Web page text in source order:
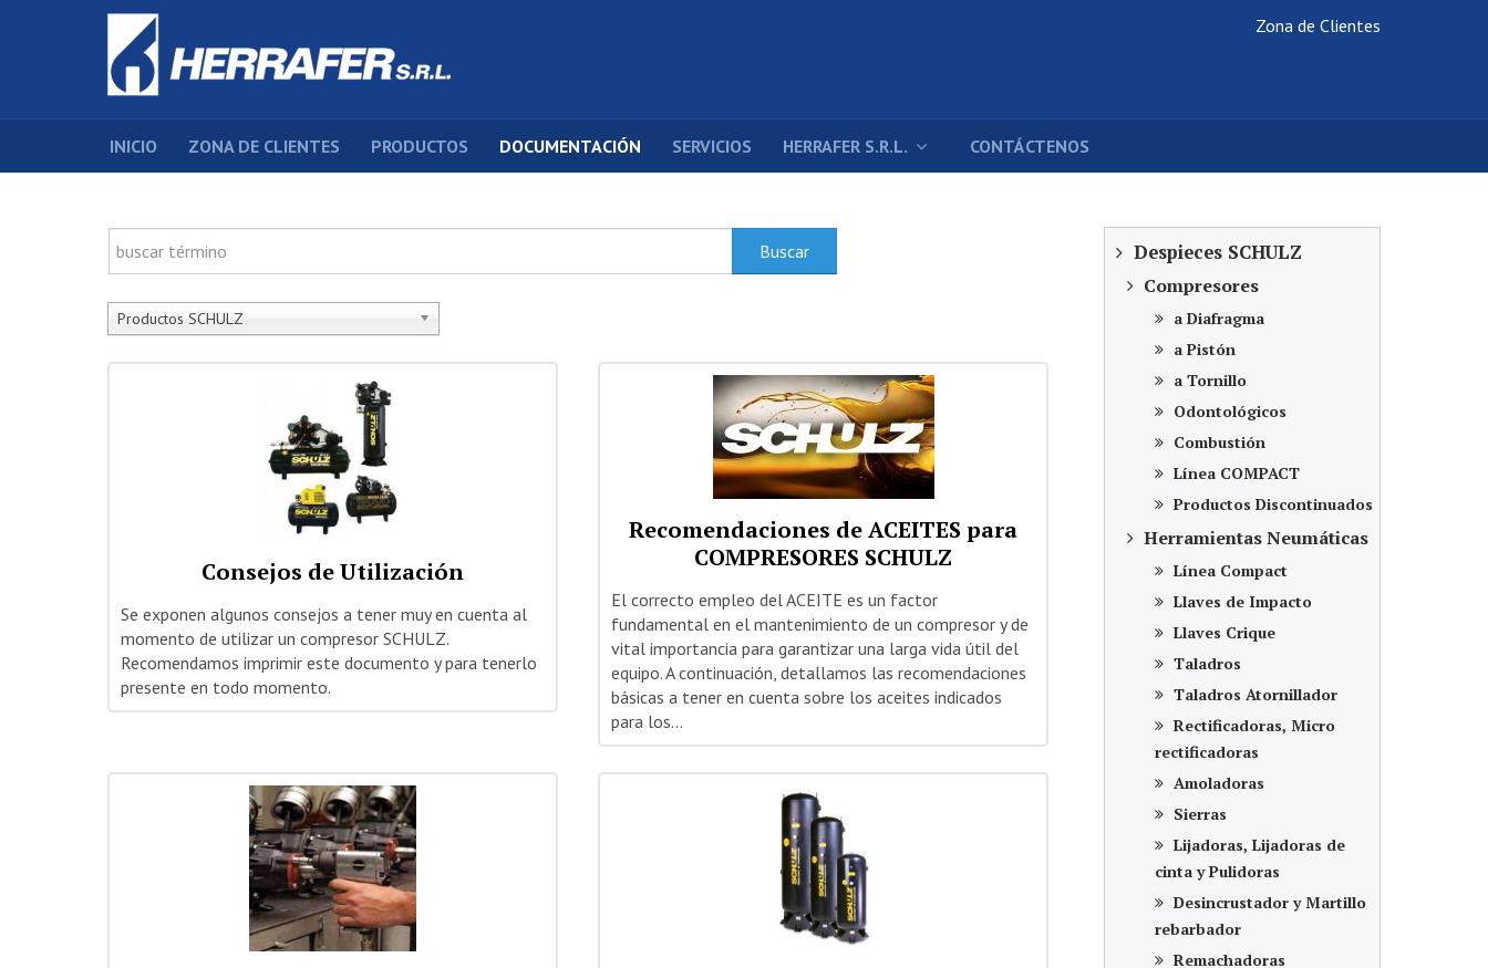
Zona de Clientes
INICIO ZONA DE CLIENTES PRODUCTOS DOCUMENTACIÓN SERVICIOS HERRAFER S.R.L. CONTÁCTENOS
Buscar
Productos SCHULZ
Consejos de Utilización
Se exponen algunos consejos a tener muy en cuenta al
momento de utilizar un compresor SCHULZ.
Recomendamos imprimir este documento y para tenerlo
presente en todo momento.
Recomendaciones de ACEITES para
COMPRESORES SCHULZ
El correcto empleo del ACEITE es un factor
fundamental en el mantenimiento de un compresor y de
vital importancia para garantizar una larga vida útil del
equipo. A continuación, detallamos las recomendaciones
básicas a tener en cuenta sobre los aceites indicados
para los...
Despieces SCHULZ
Compresores
a Diafragma
a Pistón
a Tornillo
Odontológicos
Combustión
Línea COMPACT
Productos Discontinuados
Herramientas Neumáticas
Línea Compact
Llaves de Impacto
Llaves Crique
Taladros
Taladros Atornillador
Rectificadoras, Micro
rectificadoras
Amoladoras
Sierras
Lijadoras, Lijadoras de
cinta y Pulidoras
Desincrustador y Martillo
rebarbador
Remachadoras